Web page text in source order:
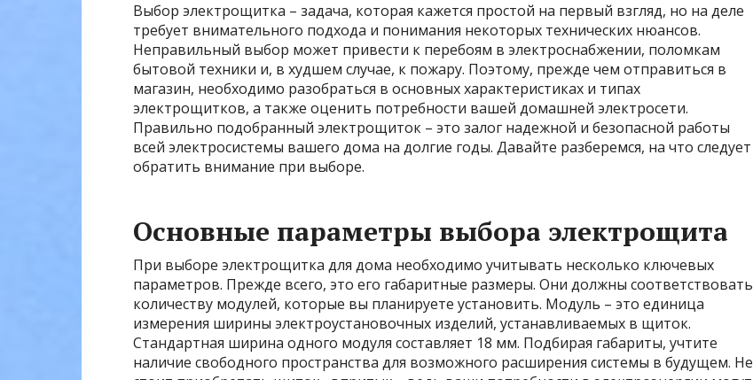
Выбор электрощитка – задача, которая кажется простой на первый взгляд, но на деле
требует внимательного подхода и понимания некоторых технических нюансов.
Неправильный выбор может привести к перебоям в электроснабжении, поломкам
бытовой техники и, в худшем случае, к пожару. Поэтому, прежде чем отправиться в
магазин, необходимо разобраться в основных характеристиках и типах
электрощитков, а также оценить потребности вашей домашней электросети.
Правильно подобранный электрощиток – это залог надежной и безопасной работы
всей электросистемы вашего дома на долгие годы. Давайте разберемся, на что следует
обратить внимание при выборе.
Основные параметры выбора электрощита
При выборе электрощитка для дома необходимо учитывать несколько ключевых
параметров. Прежде всего, это его габаритные размеры. Они должны соответствовать
количеству модулей, которые вы планируете установить. Модуль – это единица
измерения ширины электроустановочных изделий, устанавливаемых в щиток.
Стандартная ширина одного модуля составляет 18 мм. Подбирая габариты, учтите
наличие свободного пространства для возможного расширения системы в будущем. Не